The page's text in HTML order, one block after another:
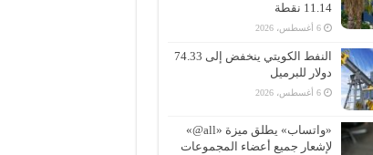
11.14 نقطة
6 أغسطس، 2026
النفط الكويتي ينخفض إلى 74.33
دولار للبرميل
6 أغسطس، 2026
«واتساب» يطلق ميزة «all@»
لإشعار جميع أعضاء المجموعات